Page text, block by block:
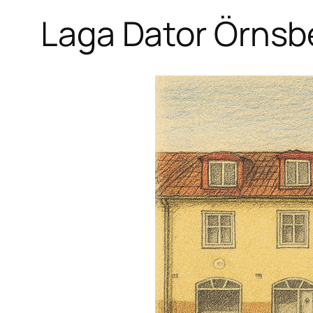
Laga Dator